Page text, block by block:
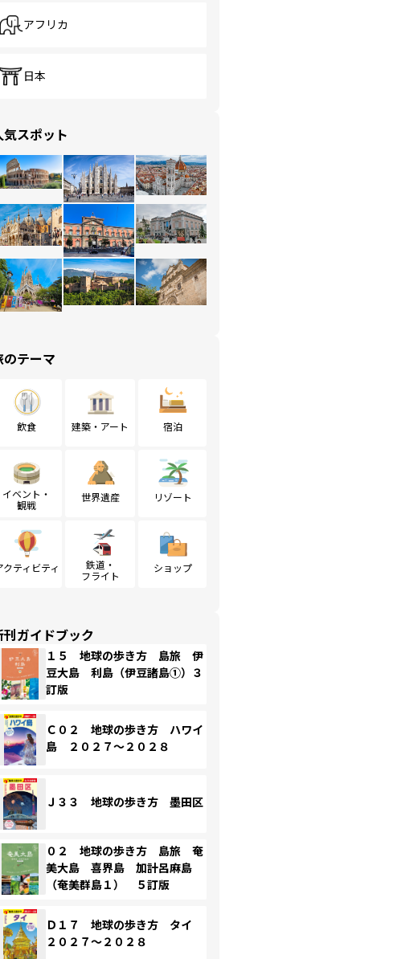
アフリカ
日本
気スポット
のテーマ
飲食 建築・アート 宿泊
イベント・
観戦
世界遺産 リゾート
クティビティ
鉄道・
フライト
ショップ
刊ガイドブック
１５ 地球の歩き方 島旅 伊
豆大島 利島（伊豆諸島①）３
訂版
Ｃ０２ 地球の歩き方 ハワイ
島 ２０２７～２０２８
Ｊ３３ 地球の歩き方 墨田区
０２ 地球の歩き方 島旅 奄
美大島 喜界島 加計呂麻島
（奄美群島１） ５訂版
Ｄ１７ 地球の歩き方 タイ
２０２７～２０２８